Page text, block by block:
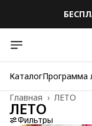
КаталогПрограмма
ЛЕТО
Главная ›
ЛЕТО
Фильтры